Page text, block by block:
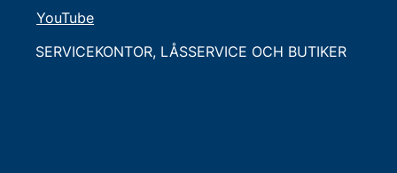
SERVICEKONTOR, LÅSSERVICE OCH BUTIKER
YouTube